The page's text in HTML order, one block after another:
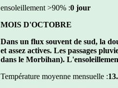
ensoleillement >90% :0 jour
MOIS D'OCTOBRE
Dans un flux souvent de sud, la
et assez actives. Les passages
dans le Morbihan).
Température moyenne mensuelle :